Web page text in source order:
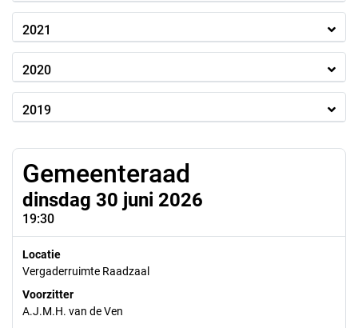
2021
2020
2019
Gemeenteraad
dinsdag 30 juni 2026
19:30
Locatie
Vergaderruimte Raadzaal
Voorzitter
A.J.M.H. van de Ven